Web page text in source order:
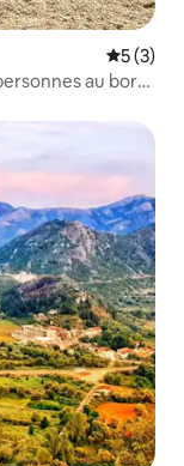
5 (3)
au bord